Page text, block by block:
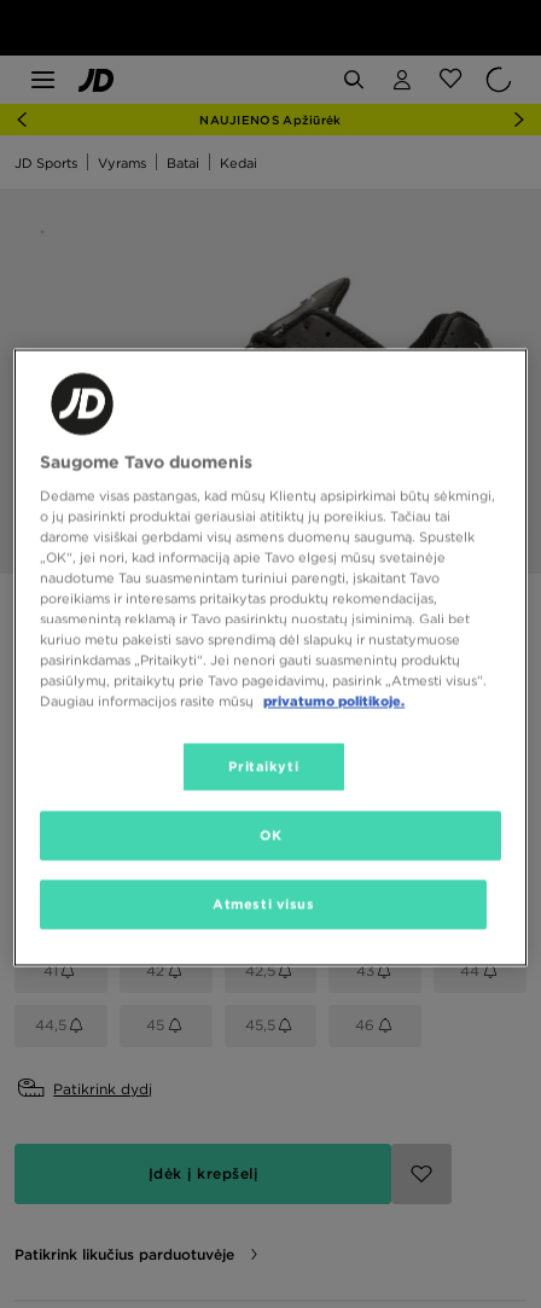
NAUJIENOS Apžiūrėk
JD Sports Vyrams Batai Kedai
PUIKUS PASIŪLYMAS
NIKE SHOX R4
Pasirink dydį
41 42 42,5 43 44
44,5 45 45,5 46
Patikrink dydį
Įdėk į krepšelį
Patikrink likučius parduotuvėje
Saugome Tavo duomenis
Dedame visas pastangas, kad mūsų Klientų apsipirkimai būtų sėkmingi,
o jų pasirinkti produktai geriausiai atitiktų jų poreikius. Tačiau tai
darome visiškai gerbdami visų asmens duomenų saugumą. Spustelk
„OK“, jei nori, kad informaciją apie Tavo elgesį mūsų svetainėje
naudotume Tau suasmenintam turiniui parengti, įskaitant Tavo
poreikiams ir interesams pritaikytas produktų rekomendacijas,
suasmenintą reklamą ir Tavo pasirinktų nuostatų įsiminimą. Gali bet
kuriuo metu pakeisti savo sprendimą dėl slapukų ir nustatymuose
pasirinkdamas „Pritaikyti“. Jei nenori gauti suasmenintų produktų
pasiūlymų, pritaikytų prie Tavo pageidavimų, pasirink „Atmesti visus”.
Daugiau informacijos rasite mūsų
privatumo politikoje.
Pritaikyti
Atmesti visus
OK